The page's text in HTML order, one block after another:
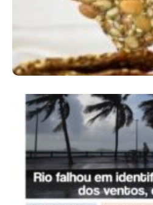
Ano X – Número 366
2026